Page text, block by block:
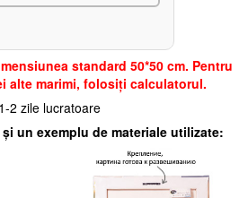
standard 50*50 cm. Pentru
alte marimi, folosiți calculatorul.
1-2 zile lucratoare
un exemplu de materiale utilizate: